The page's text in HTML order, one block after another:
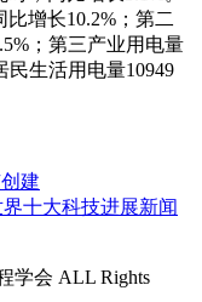
增长10.2%；第二
；第三产业用电量
民生活用电量10949
建
十大科技进展新闻
学会 ALL Rights